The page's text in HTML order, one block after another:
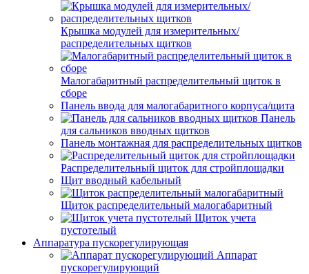
Крышка модулей для измерительных/
распределительных щитков
Малогабаритный распределительный щиток в
сборе
Панель ввода для малогабаритного корпуса/щита
Панель
для сальников вводных щитков
Панель монтажная для распределительных щитков
Распределительный щиток для стройплощадки
Щит вводный кабельный
Щиток распределительный малогабаритный
Щиток учета
пустотелый
Аппаратура пускорегулирующая
Аппарат
пускорегулирующий